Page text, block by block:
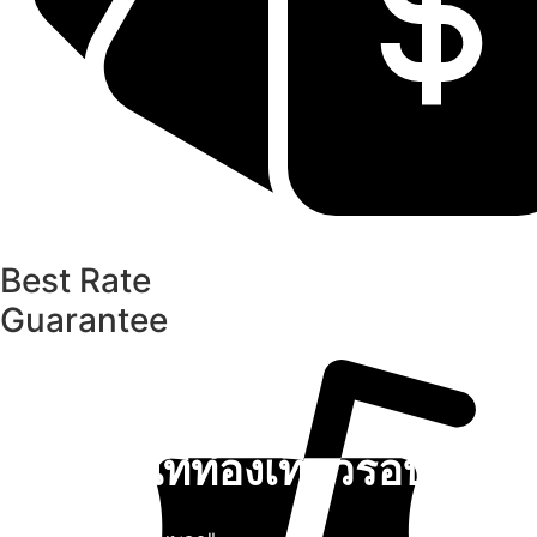
Best Rate
Guarantee
สถานที่ท่องเที่ยวรอบรีสอร์ท